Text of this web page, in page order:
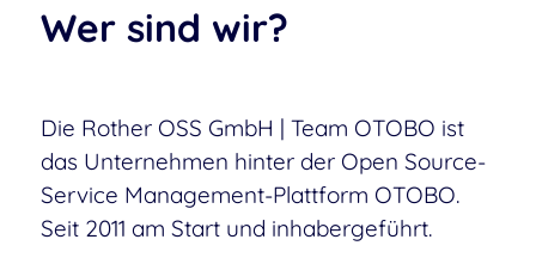
Wer sind wir?
Die Rother OSS GmbH | Team OTOBO ist
das Unternehmen hinter der Open Source-
Service Management-Plattform OTOBO.
Seit 2011 am Start und inhabergeführt.